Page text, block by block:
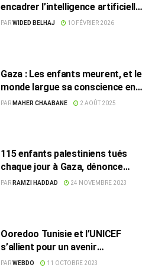
encadrer l’intelligence artificielle
chez les enfants
PARWIDED BELHAJ 10 FÉVRIER 2026
Gaza : Les enfants meurent, et le
monde largue sa conscience en
parachute
PAR MAHER CHAABANE 2 AOÛT 2025
115 enfants palestiniens tués
chaque jour à Gaza, dénonce
l’Unicef
PAR RAMZI HADDAD 24 NOVEMBRE 2023
Ooredoo Tunisie et l’UNICEF
s’allient pour un avenir
prometteur des enfants et des
PARWEBDO 11 OCTOBRE 2023